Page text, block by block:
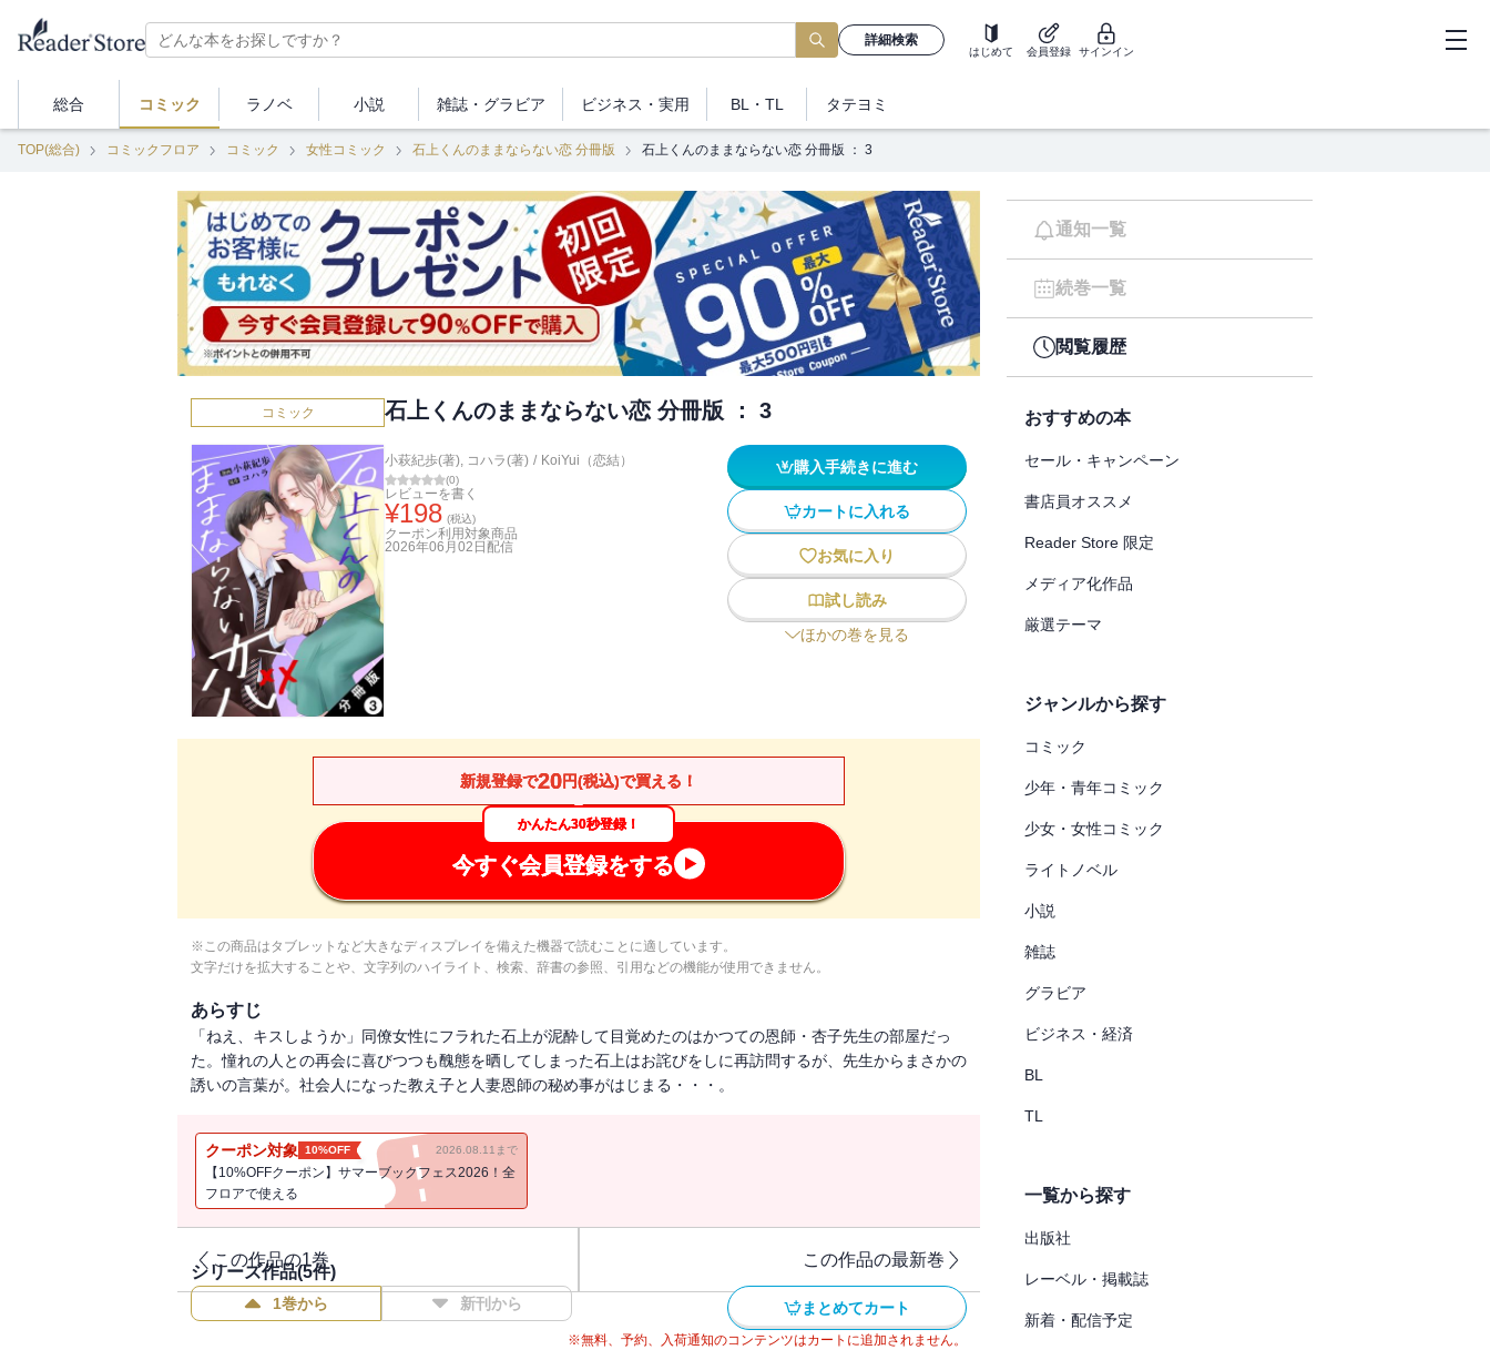
詳細検索
はじめて 会員登録 サインイン
総合 コミック ラノベ 小説 雑誌・ グラビア ビジネス ・実用 BL・TL タテヨミ
TOP(総合) コミックフロア コミック 女性コミック 石上くんのままならない恋 分冊版 石上くんのままならない恋 分冊版 ： 3
コミック 石上くんのままならない恋 分冊版 ： 3
小萩紀歩(著), コハラ(著) / KoiYui（恋結）
(0)
レビューを書く
¥198 (税込)
クーポン利用対象商品
2026年06月02日 配信
購入手続きに進む
カートに入れる
お気に入り
試し読み
ほかの巻を見る
新規登録で20円(税込)で買える！
かんたん30秒登録！
今すぐ会員登録をする
※この商品はタブレットなど大きなディスプレイを備えた機器で読むことに適しています。
文字だけを拡大することや、文字列のハイライト、検索、辞書の参照、引用などの機能が使用できません。
あらすじ
「ねえ、キスしようか」同僚女性にフラれた石上が泥酔して目覚めたのはかつての恩師・杏子先生の部屋だっ
た。憧れの人との再会に喜びつつも醜態を晒してしまった石上はお詫びをしに再訪問するが、先生からまさかの
誘いの言葉が。社会人になった教え子と人妻恩師の秘め事がはじまる・・・。
クーポン対象 10%OFF 2026.08.11まで
【10%OFFクーポン】サマーブックフェス2026！全
フロアで使える
この作品の1巻 この作品の最新巻
シリーズ作品(5件)
1巻から 新刊から まとめてカート
※無料、予約、入荷通知のコンテンツはカートに追加されません。
通知一覧
続巻一覧
閲覧履歴
おすすめの本
セール・キャンペーン
書店員オススメ
Reader Store 限定
メディア化作品
厳選テーマ
ジャンルから探す
コミック
少年・青年コミック
少女・女性コミック
ライトノベル
小説
雑誌
グラビア
ビジネス・経済
BL
TL
一覧から探す
出版社
レーベル・掲載誌
新着・配信予定